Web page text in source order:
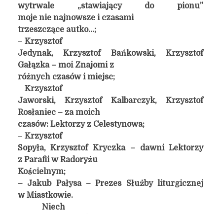
wytrwale „stawiający do pionu”
moje nie najnowsze i czasami
trzeszczące autko…;
– Krzysztof
Jedynak, Krzysztof Bańkowski, Krzysztof
Gałązka – moi Znajomi z
różnych czasów i miejsc;
– Krzysztof
Jaworski, Krzysztof Kalbarczyk, Krzysztof
Rosłaniec – za moich
czasów: Lektorzy z Celestynowa;
– Krzysztof
Sopyła, Krzysztof Kryczka – dawni Lektorzy
z Parafii w Radoryżu
Kościelnym;
– Jakub Pałysa – Prezes Służby liturgicznej
w Miastkowie.
Niech